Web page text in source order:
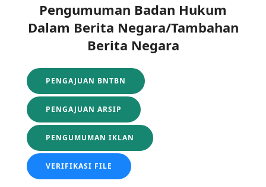
Pengumuman Badan Hukum
Dalam Berita Negara/Tambahan
Berita Negara
PENGAJUAN BNTBN
PENGAJUAN ARSIP
PENGUMUMAN IKLAN
VERIFIKASI FILE